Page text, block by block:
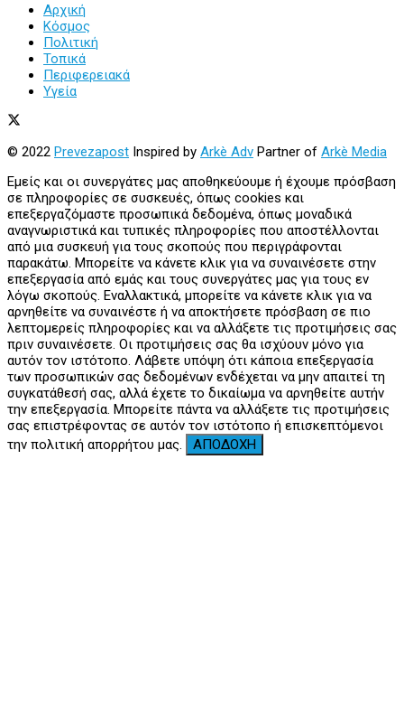
Αρχική
Κόσμος
Πολιτική
Τοπικά
Περιφερειακά
Υγεία
© 2022 Prevezapost Inspired by Arkè Adv Partner of Arkè Media
Εμείς και οι συνεργάτες μας αποθηκεύουμε ή έχουμε πρόσβαση
σε πληροφορίες σε συσκευές, όπως cookies και
επεξεργαζόμαστε προσωπικά δεδομένα, όπως μοναδικά
αναγνωριστικά και τυπικές πληροφορίες που αποστέλλονται
από μια συσκευή για τους σκοπούς που περιγράφονται
παρακάτω. Μπορείτε να κάνετε κλικ για να συναινέσετε στην
επεξεργασία από εμάς και τους συνεργάτες μας για τους εν
λόγω σκοπούς. Εναλλακτικά, μπορείτε να κάνετε κλικ για να
αρνηθείτε να συναινέστε ή να αποκτήσετε πρόσβαση σε πιο
λεπτομερείς πληροφορίες και να αλλάξετε τις προτιμήσεις σας
πριν συναινέσετε. Οι προτιμήσεις σας θα ισχύουν μόνο για
αυτόν τον ιστότοπο. Λάβετε υπόψη ότι κάποια επεξεργασία
των προσωπικών σας δεδομένων ενδέχεται να μην απαιτεί τη
συγκατάθεσή σας, αλλά έχετε το δικαίωμα να αρνηθείτε αυτήν
την επεξεργασία. Μπορείτε πάντα να αλλάξετε τις προτιμήσεις
σας επιστρέφοντας σε αυτόν τον ιστότοπο ή επισκεπτόμενοι
την πολιτική απορρήτου μας.
ΑΠΟΔΟΧΗ